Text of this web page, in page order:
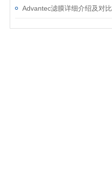
Advantec滤膜详细介绍及对比